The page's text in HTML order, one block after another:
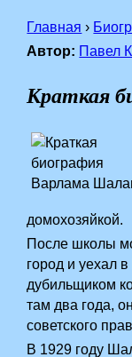
Главная ›
Автор: Павел
Краткая
домохозяйкой.
После школы
город и уехал
дубильщиком
там два года,
советского
В 1929 году